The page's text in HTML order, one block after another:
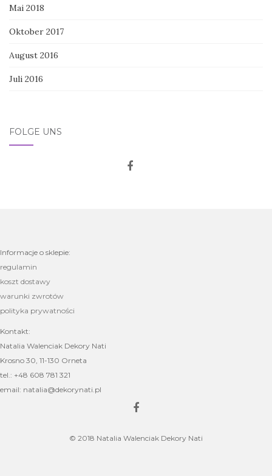
Mai 2018
Oktober 2017
August 2016
Juli 2016
FOLGE UNS
Informacje o sklepie:
regulamin
koszt dostawy
warunki zwrotów
polityka prywatności
Kontakt:
Natalia Walenciak Dekory Nati
Krosno 30, 11-130 Orneta
tel.: +48 608 781 321
email: natalia@dekorynati.pl
© 2018 Natalia Walenciak Dekory Nati